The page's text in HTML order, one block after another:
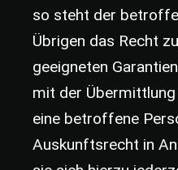
so steht der
Übrigen das Recht
geeigneten
mit der
eine betroffene
Auskunftsrecht in